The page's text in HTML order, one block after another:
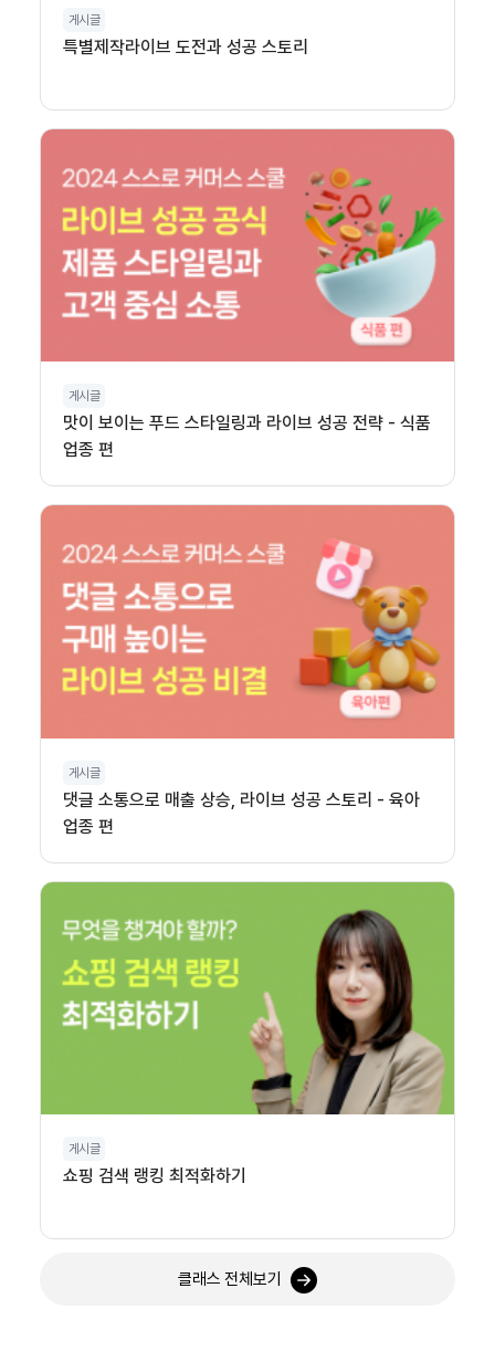
게시글
특별제작라이브 도전과 성공 스토리
게시글
맛이 보이는 푸드 스타일링과 라이브 성공 전략 - 식품
업종 편
게시글
댓글 소통으로 매출 상승, 라이브 성공 스토리 - 육아
업종 편
게시글
쇼핑 검색 랭킹 최적화하기
클래스 전체보기